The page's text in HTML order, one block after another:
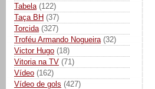
Tabela (122)
Taça BH (37)
Torcida (327)
Troféu Armando Nogueira (32)
Victor Hugo (18)
Vitoria na TV (71)
Vídeo (162)
Vídeo de gols (427)